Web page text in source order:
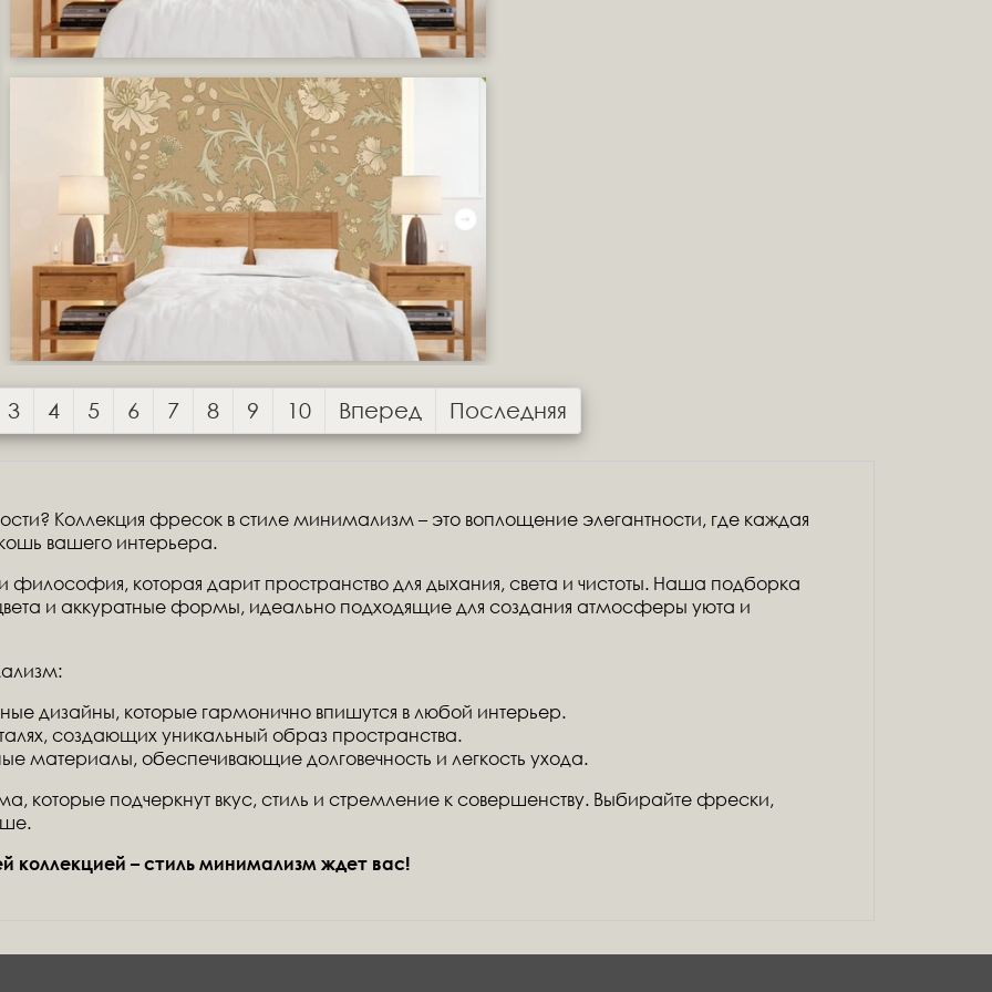
3 4 5 6 7 8 9 10 Вперед Последняя
Коллекция фресок в стиле минимализм – это воплощение элегантности, где каждая
вашего интерьера.
философия, которая дарит пространство для дыхания, света и чистоты. Наша подборка
и аккуратные формы, идеально подходящие для создания атмосферы уюта и
дизайны, которые гармонично впишутся в любой интерьер.
создающих уникальный образ пространства.
материалы, обеспечивающие долговечность и легкость ухода.
которые подчеркнут вкус, стиль и стремление к совершенству. Выбирайте фрески,
коллекцией – стиль минимализм ждет вас!